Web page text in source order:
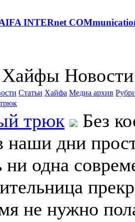
INTERnet
Статьи Хайфа Медиа архив
трюк
Без
наши дни
ни одна
не нужно